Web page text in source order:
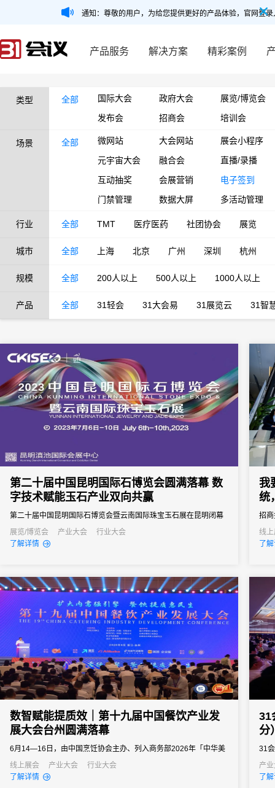
通知：尊敬的用户，为给您提供更好的产品体验，官网登
产品服务 解决方案 精彩案例
类型 全部 国际大会 政府大会
展览/博览会
发布会
招商会 培训会
场景 全部 微网站 大会网站
展会小程序
元宇宙大会
融合会
直播/录播
互动抽奖
会展营销
电子签到
门禁管理
数据大屏 多活动管理
行业 全部 TMT 医疗医药 社团协会 展览
城市 全部 上海 北京 广州 深圳 杭州
规模 全部 200人以上 500人以上 1000人以上
产品 全部 31轻会 31大会易 31展览云 31智
第二十届中国昆明国际石博览会圆满落幕 数
字技术赋能玉石产业双向共赢
第二十届中国昆明国际石博览会暨云南国际珠宝玉石展在昆明闭幕
展览/博览会
产业大会
行业大会
了解详情
我
统
招
投
界
线
了
数智赋能提质效｜第十九届中国餐饮产业发
展大会台州圆满落幕
6月14—16日，由中国烹饪协会主办、列入商务部2026年「中华美
食荟」重点促消费活动的第十九届中国餐饮产业发展大会在浙江台
州白天鹅国际会议中心圆满举办。
线上展会 产业大会
行业大会
了解详情
31
分
31
产
了